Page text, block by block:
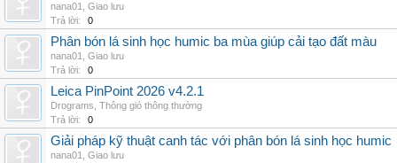
nana01
Giao lưu
Trả lời:
0
Phân bón lá sinh học humic ba mùa giúp cải tạo đất màu
nana01
Giao lưu
Trả lời:
0
Leica PinPoint 2026 v4.2.1
Drograms Thông gió thông thường
Trả lời:
0
Giải pháp kỹ thuật canh tác với phân bón lá sinh học humic
nana01
Giao lưu